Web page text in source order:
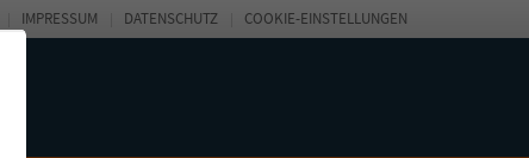
IMPRESSUM DATENSCHUTZ COOKIE-EINSTELLUNGEN